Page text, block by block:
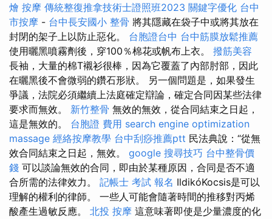
燴 按摩 傳統整復推拿技術士證照班2023 關鍵字優化 台中
市按摩 - 台中長安國小 整骨 將其隱藏在袋子中或將其放在
封閉的架子上以防止惡化。 台胞證台中 台中筋膜放鬆推薦
使用曬黑噴霧劑後，穿100％棉花或帆布上衣。 撥筋美容
長袖，大量的棉T襯衫很棒，因為它覆蓋了內部肘部，因此
在曬黑後不會微弱的鑽石形狀。 另一個問題是，如果發生
爭議，法院必須繼續上法庭確定辯論，確定合同因某些法律
要求而無效。 新竹整骨 無效的無效，從合同結束之日起，
這是無效的。 台胞證 費用 search engine optimization
massage 經絡按摩教學 台中刮痧推薦ptt 民法典說：“從無
效合同結束之日起，無效。 google 搜尋技巧 台中整骨價
錢 可以談論無效的合同，即由於某種原因，合同是否不適
合所需的法律效力。 記帳士 考試 報名 IldikóKocsis是可以
理解的權利的律師。 一些人可能會隨著時間的推移對丙烯
酸產生過敏反應。 北投 按摩 這意味著即使是少量濃度的化